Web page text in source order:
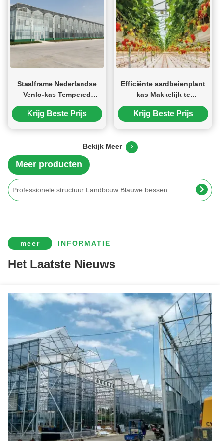
Staalframe Nederlandse
Venlo-kas Tempered
Glass-kas voor het
planten van tomaten
Krijg Beste Prijs
Efficiënte aardbeienplant
kas Makkelijk te
installeren Hoge prestaties
Krijg Beste Prijs
Bekijk Meer
Meer producten
Gepersonaliseerde bosbessen kas met plastic dekking regenbestendig
Turnkey-project Multi-Span Commerciële hydroponische kaswaterdichtheid
Single Span Tomato Groentehuis Hydroponics Groente Grote glazen kassen
Makkelijk te monteren doorzichtige bosbessenkas met elektrische systemen
Groenhuis met een enkele span Metalen raam Groenhuis voor de productie van bosbessen
Doppelfilmbedekte binnen- en buitenproductie van hydroponische kastomaten
meer INFORMATIE
Het Laatste Nieuws